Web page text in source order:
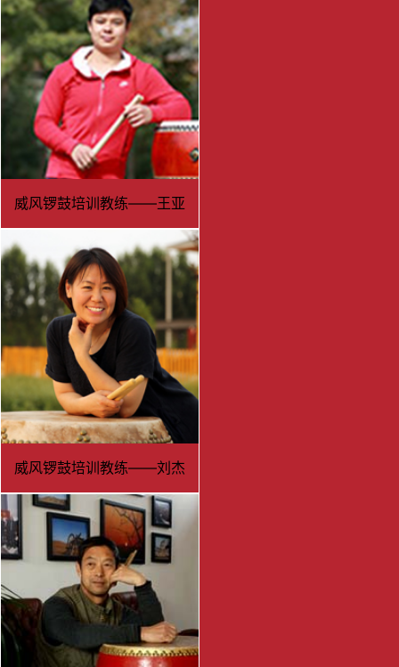
威风锣鼓培训教练——王亚
平
威风锣鼓培训教练——刘杰
琴